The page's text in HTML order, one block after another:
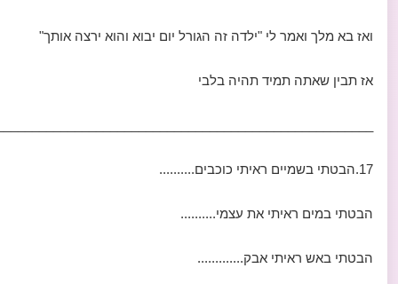
ואז בא מלך ואמר לי "ילדה זה הגורל יום יבוא והוא ירצה אותך"
אז תבין שאתה תמיד תהיה בלבי
17.הבטתי בשמיים ראיתי כוכבים..........
הבטתי במים ראיתי את עצמי..........
הבטתי באש ראיתי אבק.............